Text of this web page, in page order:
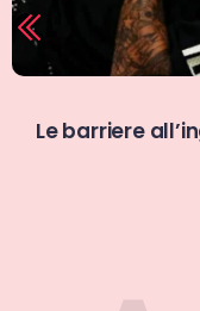
Nessuno vive il